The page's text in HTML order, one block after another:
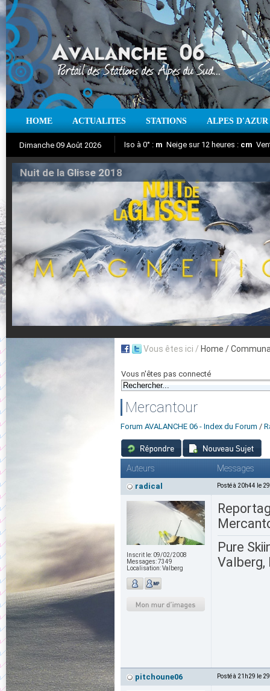
HOME ACTUALITES STATIONS ALPES D'AZUR
Dimanche 09 Août 2026
Aujourd'hui : T° Min : °C T° Max :°C
Iso à 0° : m Neige sur 12 heures : cm
Suivez en direct l'actualité des stations
Nuit de la Glisse 2018
Vous êtes ici / Home /
Vous n'êtes pas connecté
Mercantour
Forum AVALANCHE 06 - Index du Forum /
Auteurs Messages
radical Posté à 20h44 le
Inscrit le: 09/02/2008
Messages:7349
Localisation:Valberg
Pure
Valberg,
pitchoune06 Posté à 21h29 le